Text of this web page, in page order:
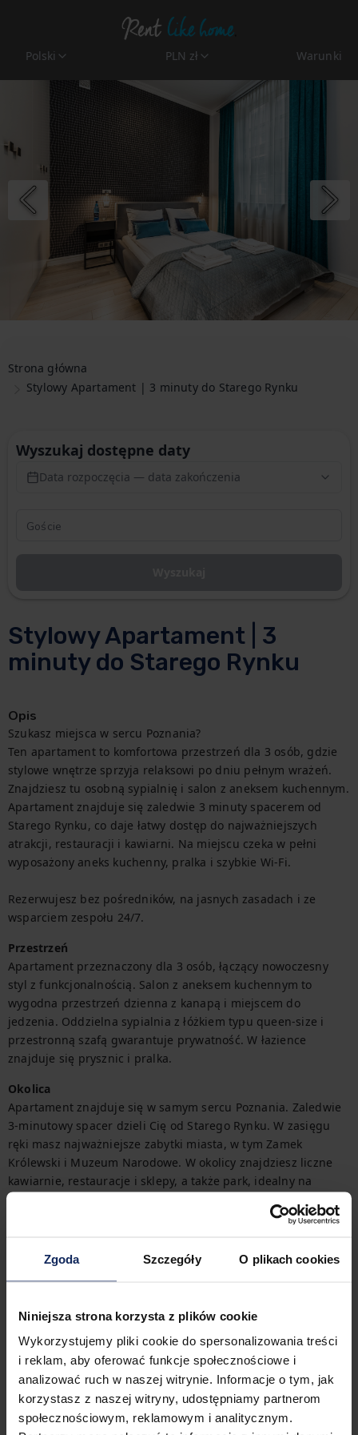
Zgoda Szczegóły O plikach cookies
Niniejsza strona korzysta z plików cookie
Wykorzystujemy pliki cookie do spersonalizowania treści
i reklam, aby oferować funkcje społecznościowe i
analizować ruch w naszej witrynie. Informacje o tym, jak
korzystasz z naszej witryny, udostępniamy partnerom
społecznościowym, reklamowym i analitycznym.
Polski PLN zł Warunki
Strona główna
Stylowy Apartament | 3 minuty do Starego Rynku
Stylowy Apartament | 3
minuty do Starego Rynku
Opis
Szukasz miejsca w sercu Poznania?
Ten apartament to komfortowa przestrzeń dla 3 osób, gdzie
stylowe wnętrze sprzyja relaksowi po dniu pełnym wrażeń.
Znajdziesz tu osobną sypialnię i salon z aneksem kuchennym.
Apartament znajduje się zaledwie 3 minuty spacerem od
Starego Rynku, co daje łatwy dostęp do najważniejszych
atrakcji, restauracji i kawiarni. Na miejscu czeka w pełni
wyposażony aneks kuchenny, pralka i szybkie Wi-Fi.
Rezerwujesz bez pośredników, na jasnych zasadach i ze
wsparciem zespołu 24/7.
Przestrzeń
Apartament przeznaczony dla 3 osób, łączący nowoczesny
styl z funkcjonalnością. Salon z aneksem kuchennym to
wygodna przestrzeń dzienna z kanapą i miejscem do
jedzenia. Oddzielna sypialnia z łóżkiem typu queen-size i
przestronną szafą gwarantuje prywatność. W łazience
znajduje się prysznic i pralka.
Okolica
Apartament znajduje się w samym sercu Poznania. Zaledwie
3-minutowy spacer dzieli Cię od Starego Rynku. W zasięgu
ręki masz najważniejsze zabytki miasta, w tym Zamek
Królewski i Muzeum Narodowe. W okolicy znajdziesz liczne
kawiarnie, restauracje i sklepy, a także park, idealny na
chwile relaksu.
zapewnionemu zestawowi startowemu (pełne szczegóły
znajdziesz w FAQ).
Potrzebujesz faktury za nocleg? Bezproblemowo uzyskasz ją
podczas zakładania rezerwacji.
Inne rzeczy do zapamiętania
Podróżujesz z małym dzieckiem? Jeśli potrzebujesz łóżeczka
turystycznego możesz je dodatkowo wykupić.
Wyszukaj dostępne daty
Data rozpoczęcia — data zakończenia